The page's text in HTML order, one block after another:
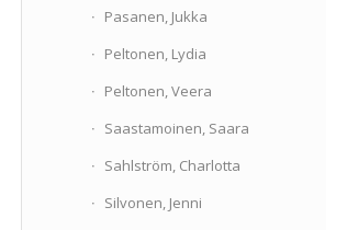
Pasanen, Jukka
Peltonen, Lydia
Peltonen, Veera
Saastamoinen, Saara
Sahlström, Charlotta
Silvonen, Jenni